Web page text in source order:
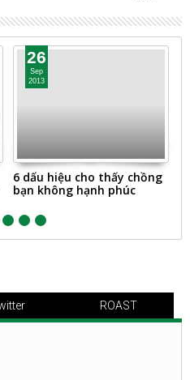
26
Sep
2013
6 dấu hiệu cho thấy chồng
bạn không hạnh phúc
ROAST